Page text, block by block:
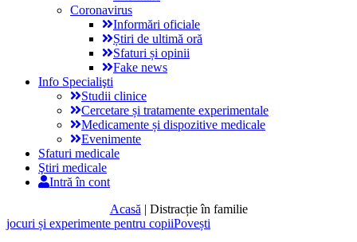
Coronavirus
Informări oficiale
Știri de ultimă oră
Sfaturi și opinii
Fake news
Info Specialişti
Studii clinice
Cercetare și tratamente experimentale
Medicamente și dispozitive medicale
Evenimente
Sfaturi medicale
Ştiri medicale
Intră în cont
Acasă | Distracție în familie
jocuri și experimente pentru copiiPovești